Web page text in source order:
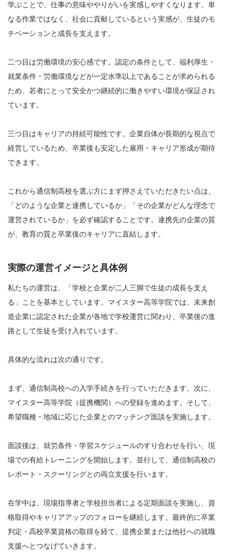
学ぶことで、仕事の意味ややりがいを実感しやすくなります。単
なる作業ではなく、社会に貢献しているという実感が、生徒のモ
チベーションと成長を支えます。
二つ目は労働環境の安心感です。認定の条件として、福利厚生・
就業条件・労働環境などが一定水準以上であることが求められる
ため、若者にとって安全かつ継続的に働きやすい環境が保証され
ています。
三つ目はキャリアの持続可能性です。企業自体が長期的な視点で
経営しているため、卒業後も安定した雇用・キャリア形成が期待
できます。
これから通信制高校を選ぶ方にまず押さえていただきたい点は、
「どのような企業と連携しているか」「その企業がどんな理念で
運営されているか」を必ず確認することです。連携先の企業の質
が、教育の質と卒業後のキャリアに直結します。
実際の運営イメージと具体例
私たちの運営は、「学校と企業が二人三脚で生徒の成長を支え
る」ことを基本としています。マイスター高等学院では、未来創
造企業に認定された企業が各地で学校運営に関わり、卒業後の進
路として生徒を受け入れています。
具体的な流れは次の通りです。
まず、通信制高校への入学手続きを行っていただきます。次に、
マイスター高等学院（提携機関）への登録を進めます。そして、
希望職種・地域に応じた企業とのマッチング面談を実施します。
面談後は、就労条件・学習スケジュールのすり合わせを行い、現
場での有給トレーニングを開始します。並行して、通信制高校の
レポート・スクーリングとの両立支援を行います。
在学中は、現場指導者と学校担当者による定期面談を実施し、資
格取得やキャリアアップのフォローを継続します。最終的に卒業
判定・高校卒業資格の取得を経て、提携企業または他社への就職
支援へとつなげていきます。